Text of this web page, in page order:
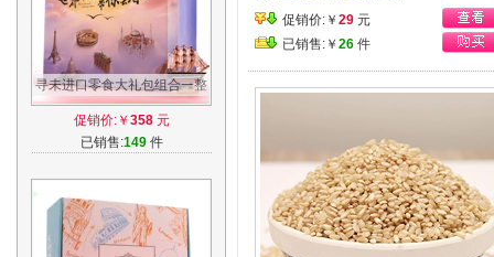
寻未进口零食大礼包组合一整
箱超大送女友女生日吃货好吃
的混合装
促销价:￥ 358元
已销售:149件
促销价:￥ 29 元
已销售:￥ 26 件